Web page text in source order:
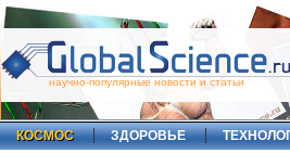
научно-популярные новости и статьи
КОСМОС ЗДОРОВЬЕ